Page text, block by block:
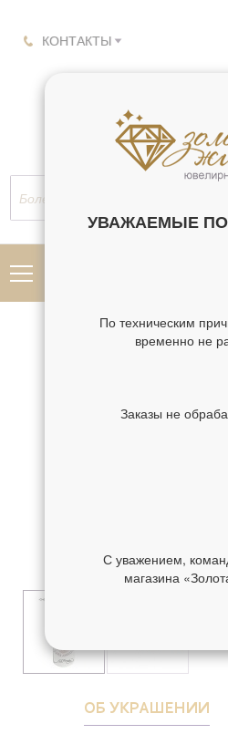
КОНТАКТЫ
ОБ УКРАШЕНИИ
УВАЖАЕМЫЕ
По техническим
временно не
Заказы не
С уважением,
магазина